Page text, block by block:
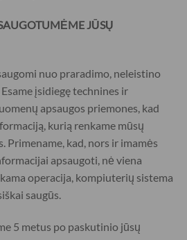
JŪSŲ
nuo praradimo, neleistino
įsidiegę technines ir
apsaugos priemones, kad
kurią renkame mūsų
Primename, kad, nors ir imamės
apsaugoti, nė viena
operacija, kompiuterių sistema
saugūs.
5 metus po paskutinio jūsų